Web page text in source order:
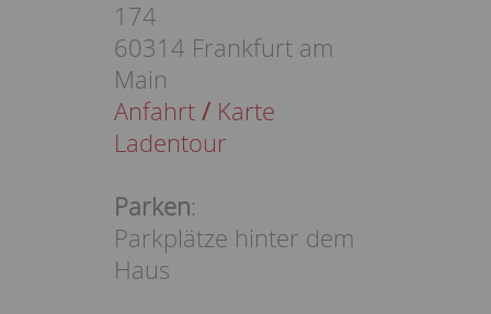
174
60314 Frankfurt am
Main
Anfahrt/ Karte
Ladentour
Parken:
Parkplätze hinter dem
Haus